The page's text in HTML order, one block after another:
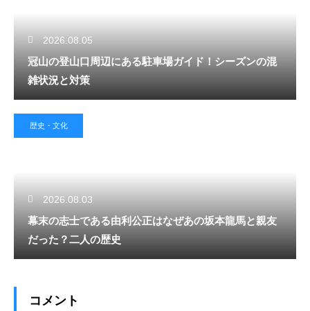
2026.08.05
冠山の登山口周辺にある駐車場ガイド！シーズンの混
雑状況と対策
歴史・文化
2026.08.03
幕末の志士である由利公正はなぜあの坂本龍馬と親友
だった？二人の歴史
コメント